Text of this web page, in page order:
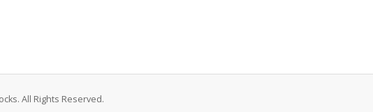
All Rights Reserved.